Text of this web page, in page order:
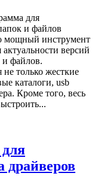
для
и файлов
мощный инструмент
версий
и файлов.
только жесткие
каталоги, usb
Кроме того, весь
драйверов